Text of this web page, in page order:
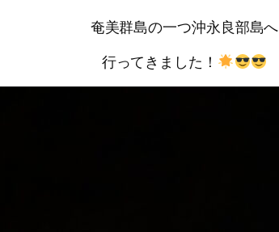
奄美群島の一つ沖永良部島へ
行ってきました！